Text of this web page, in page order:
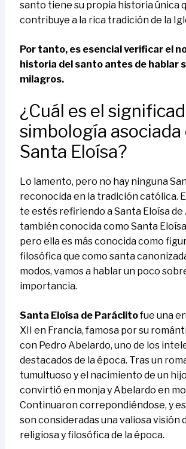
santo tiene su propia historia única
contribuye a la rica tradición de la
Por tanto, es esencial verificar el
historia del santo antes de hablar
milagros.
¿Cuál es el
simbología asociada
Santa Eloísa?
Lo lamento, pero no hay ninguna
reconocida en la tradición católica.
te estés refiriendo a Santa Eloísa
también conocida como Santa
pero ella es más conocida como
filosófica que como santa
modos, vamos a hablar un poco
importancia.
Santa Eloísa de Paráclitofue una
XII en Francia, famosa por su
con Pedro Abelardo, uno de los
destacados de la época. Tras un
tumultuoso y el nacimiento de un
convirtió en monja y Abelardo en
Continuaron correpondiéndose, y
son consideradas una valiosa visión
religiosa y filosófica de la época.